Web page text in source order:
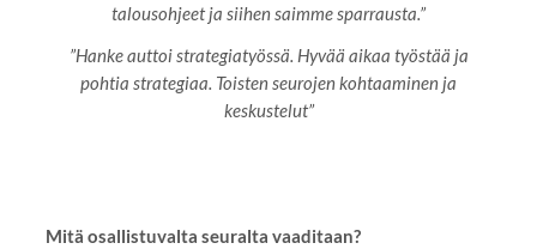
talousohjeet ja siihen saimme sparrausta.”
”Hanke auttoi strategiatyössä. Hyvää aikaa työstää ja
pohtia strategiaa. Toisten seurojen kohtaaminen ja
keskustelut”
Mitä osallistuvalta seuralta vaaditaan?